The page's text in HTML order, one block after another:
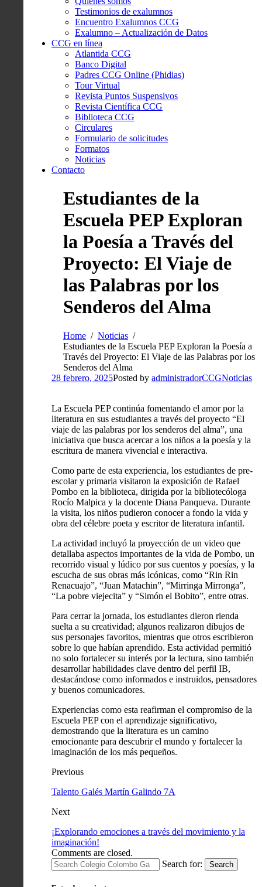
Testimonios de exalumnos
Encuentro Exalumnos CCG
Exalumno – Actualización de Datos
CCG en línea
Atlantida CCG
Banco Digital
Padres CCG Online (Phidias)
Tour Virtual
Revista Puntos Suspensivos
Revista Científica CCG
Biblioteca CCG
Circulares
Formulario de solicitudes
Formatos
Noticias
Contacto
Estudiantes de la
Escuela PEP Exploran
la Poesía a Través del
Proyecto: El Viaje de
las Palabras por los
Senderos del Alma
Home
Noticias
Estudiantes de la Escuela PEP Exploran la Poesía a
Través del Proyecto: El Viaje de las Palabras por los
Senderos del Alma
28 febrero, 2025Posted by administradorCCGNoticias
La Escuela PEP continúa fomentando el amor por la
literatura en sus estudiantes a través del proyecto “El
viaje de las palabras por los senderos del alma”, una
iniciativa que busca acercar a los niños a la poesía y la
escritura de manera vivencial e interactiva.
Como parte de esta experiencia, los estudiantes de pre-
escolar y primaria visitaron la exposición de Rafael
Pombo en la biblioteca, dirigida por la bibliotecóloga
Rocío Malpica y la docente Diana Panqueva. Durante
la visita, los niños pudieron conocer a fondo la vida y
obra del célebre poeta y escritor de literatura infantil.
La actividad incluyó la proyección de un video que
detallaba aspectos importantes de la vida de Pombo, un
recorrido visual y lúdico por sus cuentos y poesías, y la
escucha de sus obras más icónicas, como “Rin Rin
Renacuajo”, “Juan Matachin”, “Mirringa Mirronga”,
“La pobre viejecita” y “Simón el Bobito”, entre otras.
Para cerrar la jornada, los estudiantes dieron rienda
suelta a su creatividad; algunos realizaron dibujos de
sus personajes favoritos, mientras que otros escribieron
sobre lo que habían aprendido. Esta actividad permitió
no solo fortalecer su interés por la lectura, sino también
desarrollar habilidades clave dentro del perfil IB,
destacándose como informados e instruidos, pensadores
y buenos comunicadores.
Experiencias como esta reafirman el compromiso de la
Escuela PEP con el aprendizaje significativo,
demostrando que la literatura es un camino
emocionante para descubrir el mundo y fortalecer la
imaginación de los más pequeños.
Previous
Talento Galés Martín Galindo 7A
Next
¡Explorando emociones a través del movimiento y la
imaginación!
Comments are closed.
Search for:
Search